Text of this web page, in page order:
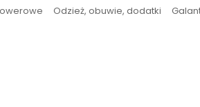
Odzież, obuwie, dodatki